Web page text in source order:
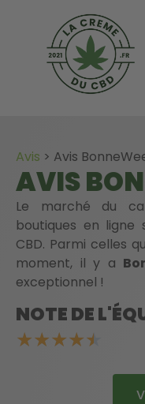
Avis > Avis
AVIS
Le marché du
boutiques en ligne
CBD. Parmi celles
moment, il y a
exceptionnel !
NOTE DE
★★★★★